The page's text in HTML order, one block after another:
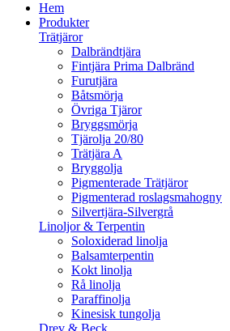
Hem
Produkter
Trätjäror
Dalbrändtjära
Fintjära Prima Dalbränd
Furutjära
Båtsmörja
Övriga Tjäror
Bryggsmörja
Tjärolja 20/80
Trätjära A
Bryggolja
Pigmenterade Trätjäror
Pigmenterad roslagsmahogny
Silvertjära-Silvergrå
Linoljor & Terpentin
Soloxiderad linolja
Balsamterpentin
Kokt linolja
Rå linolja
Paraffinolja
Kinesisk tungolja
Drev & Beck